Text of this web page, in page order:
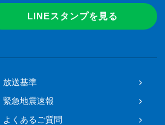
LINEスタンプを見る
放送基準
緊急地震速報
よくあるご質問